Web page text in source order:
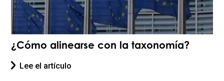
¿Cómo alinearse con la taxonomía?
Lee el artículo